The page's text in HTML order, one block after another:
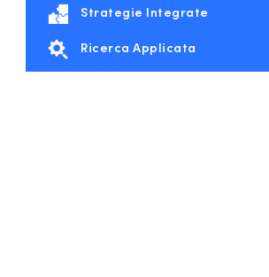
Strategie Integrate
Ricerca Applicata